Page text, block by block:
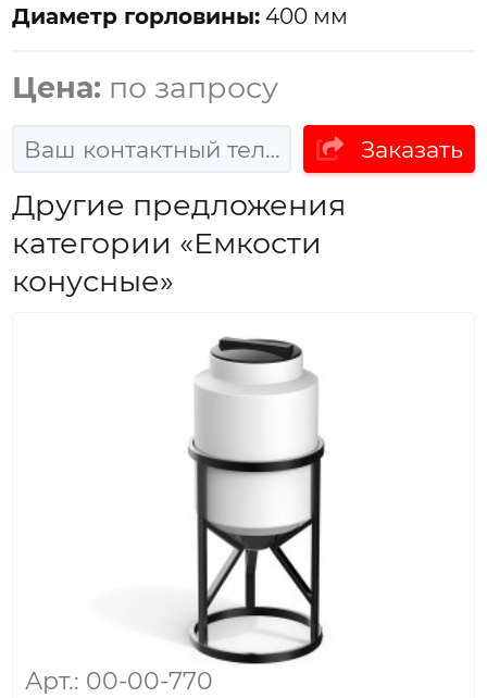
Диаметр горловины: 400 мм
Цена: по запросу
Заказать
Другие предложения
категории «Емкости
конусные»
Арт.: 00-00-770